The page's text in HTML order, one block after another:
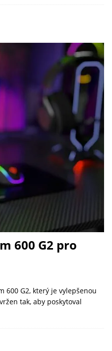
vaši kuchyň na italskou
milovníci technologií
600 G2 pro
600 G2, který je vylepšenou
tak, aby poskytoval